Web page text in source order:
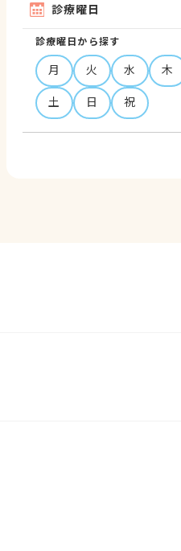
診療曜日
診療曜日から探す
月 火 水 木
土
日 祝